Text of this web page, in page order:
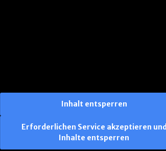
Inhalt entsperren
Erforderlichen Service akzeptieren und
Inhalte entsperren